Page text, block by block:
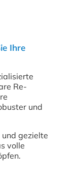
Ihre
Re-
und
gezielte
volle